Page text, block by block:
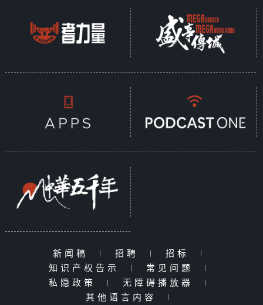
新闻稿 | 招聘 | 招标
|
知识产权告示
| 常见问题
|
私隐政策
| 无障碍播放器
|
其他语言内容
|